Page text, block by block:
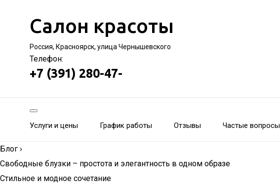
Салон красоты
Россия, Красноярск, улица Чернышевского
Телефон:
+7 (391) 280-47-
Услуги и цены График работы Отзывы Частые вопросы
Блог ›
Свободные блузки – простота и элегантность в одном образе
Стильное и модное сочетание